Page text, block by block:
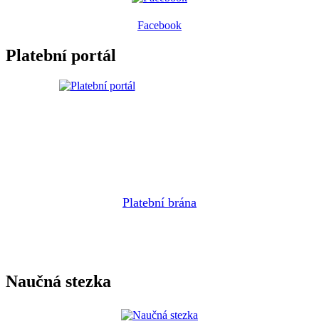
Facebook
Platební portál
Platební brána
Naučná stezka